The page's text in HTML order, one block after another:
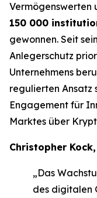
Vermögenswerten
150 000
gewonnen. Seit
Anlegerschutz
Unternehmens
regulierten Ansatz
Engagement für
Marktes über
Christopher
„Das
des digitalen